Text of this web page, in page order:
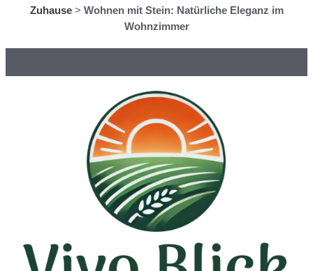
Zuhause> Wohnen mit Stein: Natürliche Eleganz im
Wohnzimmer